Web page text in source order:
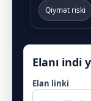
Qiymət riski
Elanı indi
Elan linki